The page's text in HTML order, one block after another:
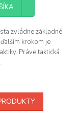
zvládne základné
krokom je
Práve taktická